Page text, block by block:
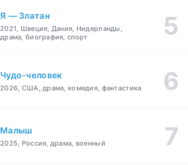
Я — Златан
2021, Швеция, Дания, Нидерланды,
драма, биография, спорт
Чудо-человек
2026, США, драма, комедия, фантастика
Малыш
2025, Россия, драма, военный